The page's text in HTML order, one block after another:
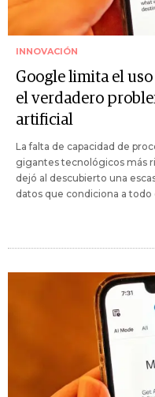
INNOVACIÓN
Google limita el
el verdadero
artificial
La falta de capacidad de
gigantes tecnológicos más
dejó al descubierto una
datos que condiciona a todo